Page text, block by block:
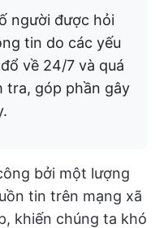
người được hỏi
tin do các yếu
về 24/7 và quá
tra, góp phần gây
bởi một lượng
tin trên mạng xã
khiến chúng ta khó